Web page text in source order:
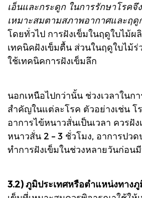
เอ็นและกระดูก ในการรักษาโรคจึ
เหมาะสมตามสภาพอากาศและฤดู
โดยทั่วไป การฝังเข็มในฤดูใบไม้ผ
เทคนิคฝังเข็มตื้น ส่วนในฤดูใบไม้
ใช้เทคนิคการฝังเข็มลึก
นอกเหนือไปกว่านั้น ช่วงเวลาในก
สำคัญในแต่ละโรค ตัวอย่างเช่น โ
อาการไข้หนาวสั่นเป็นเวลา ควรฝั
หนาวสั่น 2 – 3 ชั่วโมง, อาการปวด
ทำการฝังเข็มในช่วงหลายวันก่อน
3.2) ภูมิประเทศหรือตำแหน่งทาง